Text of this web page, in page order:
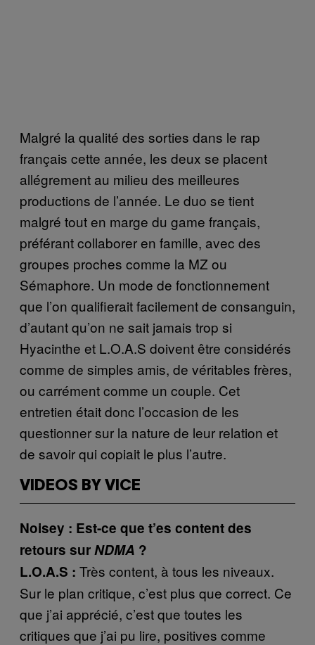
Malgré la qualité des sorties dans le rap
français cette année, les deux se placent
allégrement au milieu des meilleures
productions de l’année. Le duo se tient
malgré tout en marge du game français,
préférant collaborer en famille, avec des
groupes proches comme la MZ ou
Sémaphore. Un mode de fonctionnement
que l’on qualifierait facilement de consanguin,
d’autant qu’on ne sait jamais trop si
Hyacinthe et L.O.A.S doivent être considérés
comme de simples amis, de véritables frères,
ou carrément comme un couple. Cet
entretien était donc l’occasion de les
questionner sur la nature de leur relation et
de savoir qui copiait le plus l’autre.
VIDEOS BY VICE
Noisey : Est-ce que t’es content des
retours surNDMA ?
L.O.A.S : Très content, à tous les niveaux.
Sur le plan critique, c’est plus que correct. Ce
que j’ai apprécié, c’est que toutes les
critiques que j’ai pu lire, positives comme